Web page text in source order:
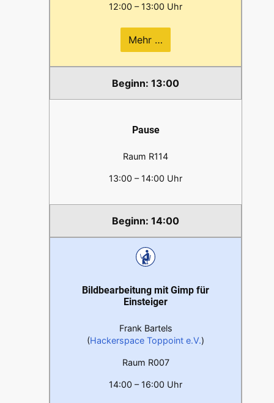
12:00 – 13:00 Uhr
Mehr …
13:00
Pause
Raum R114
13:00 – 14:00 Uhr
14:00
Bildbearbeitung mit Gimp für
Einsteiger
Frank Bartels
(Hackerspace Toppoint e.V.)
Raum R007
14:00 – 16:00 Uhr